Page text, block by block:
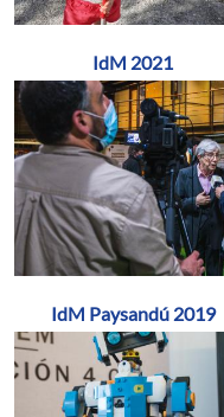
IdM 2021
IdM Paysandú 2019